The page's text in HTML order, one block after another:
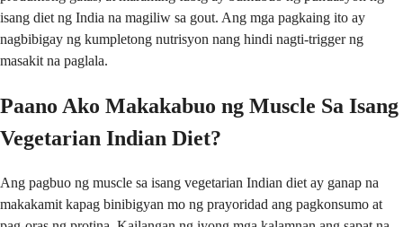
isang diet ng India na magiliw sa gout. Ang mga pagkaing ito ay
nagbibigay ng kumpletong nutrisyon nang hindi nagti-trigger ng
masakit na paglala.
Paano Ako Makakabuo ng Muscle Sa Isang
Vegetarian Indian Diet?
Ang pagbuo ng muscle sa isang vegetarian Indian diet ay ganap na
makakamit kapag binibigyan mo ng prayoridad ang pagkonsumo at